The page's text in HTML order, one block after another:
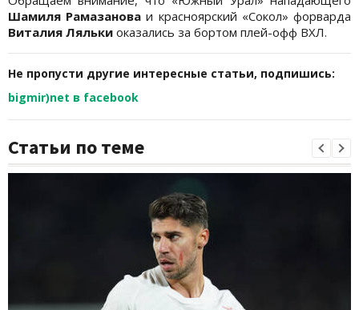
Шамиля Рамазанова и красноярский «Сокол» форварда
Виталия Ляльки оказались за бортом плей-офф ВХЛ.
Не пропусти другие интересные статьи, подпишись:
bigmir)net в facebook
Статьи по теме